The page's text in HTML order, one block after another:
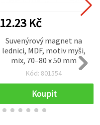
12.23 Kč
Suvenýrový magnet na
lednici, MDF, motiv myši,
mix, 70–80 x 50 mm
Kód: 801554
Koupit